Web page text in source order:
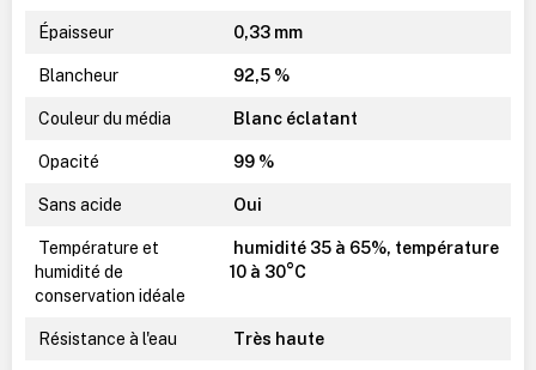
Épaisseur 0,33 mm
Blancheur 92,5 %
Couleur du média Blanc éclatant
Opacité 99 %
Sans acide Oui
Température et
humidité de
conservation idéale
humidité 35 à 65%, température
10 à 30°C
Résistance à l'eau Très haute